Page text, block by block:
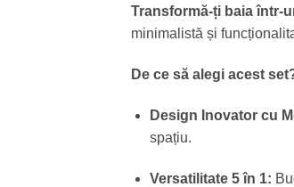
Transformă-ți baia într-
minimalistă și
De ce să alegi acest
Design Inovator cu
spațiu.
Versatilitate 5 în 1: